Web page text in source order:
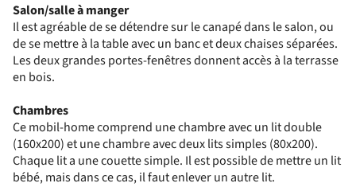
Salon/salle à manger
Il est agréable de se détendre sur le canapé dans le salon, ou
de se mettre à la table avec un banc et deux chaises séparées.
Les deux grandes portes-fenêtres donnent accès à la terrasse
en bois.
Chambres
Ce mobil-home comprend une chambre avec un lit double
(160x200) et une chambre avec deux lits simples (80x200).
Chaque lit a une couette simple. Il est possible de mettre un lit
bébé, mais dans ce cas, il faut enlever un autre lit.